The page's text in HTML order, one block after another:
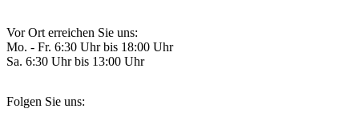
Vor Ort erreichen Sie uns:
Mo. - Fr. 6:30 Uhr bis 18:00 Uhr
Sa. 6:30 Uhr bis 13:00 Uhr
Folgen Sie uns: